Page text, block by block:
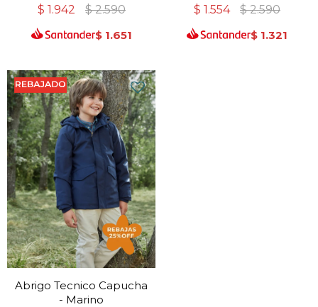
$ 1.942 $ 2.590
$ 1.651
$ 1.554 $ 2.590
$ 1.321
Abrigo Tecnico Capucha
- Marino